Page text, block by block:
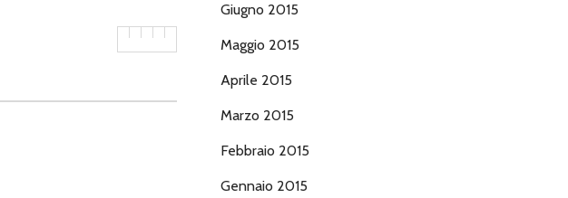
Giugno 2015
Maggio 2015
Aprile 2015
Marzo 2015
Febbraio 2015
Gennaio 2015